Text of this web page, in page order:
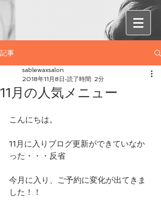
記事
11月の人気メニュー
sablewaxsalon
2018年11月8日 読了時間: 2分
こんにちは。
11月に入りブログ更新ができていなか
った・・・反省
今月に入り、ご予約に変化が出てきま
した！！